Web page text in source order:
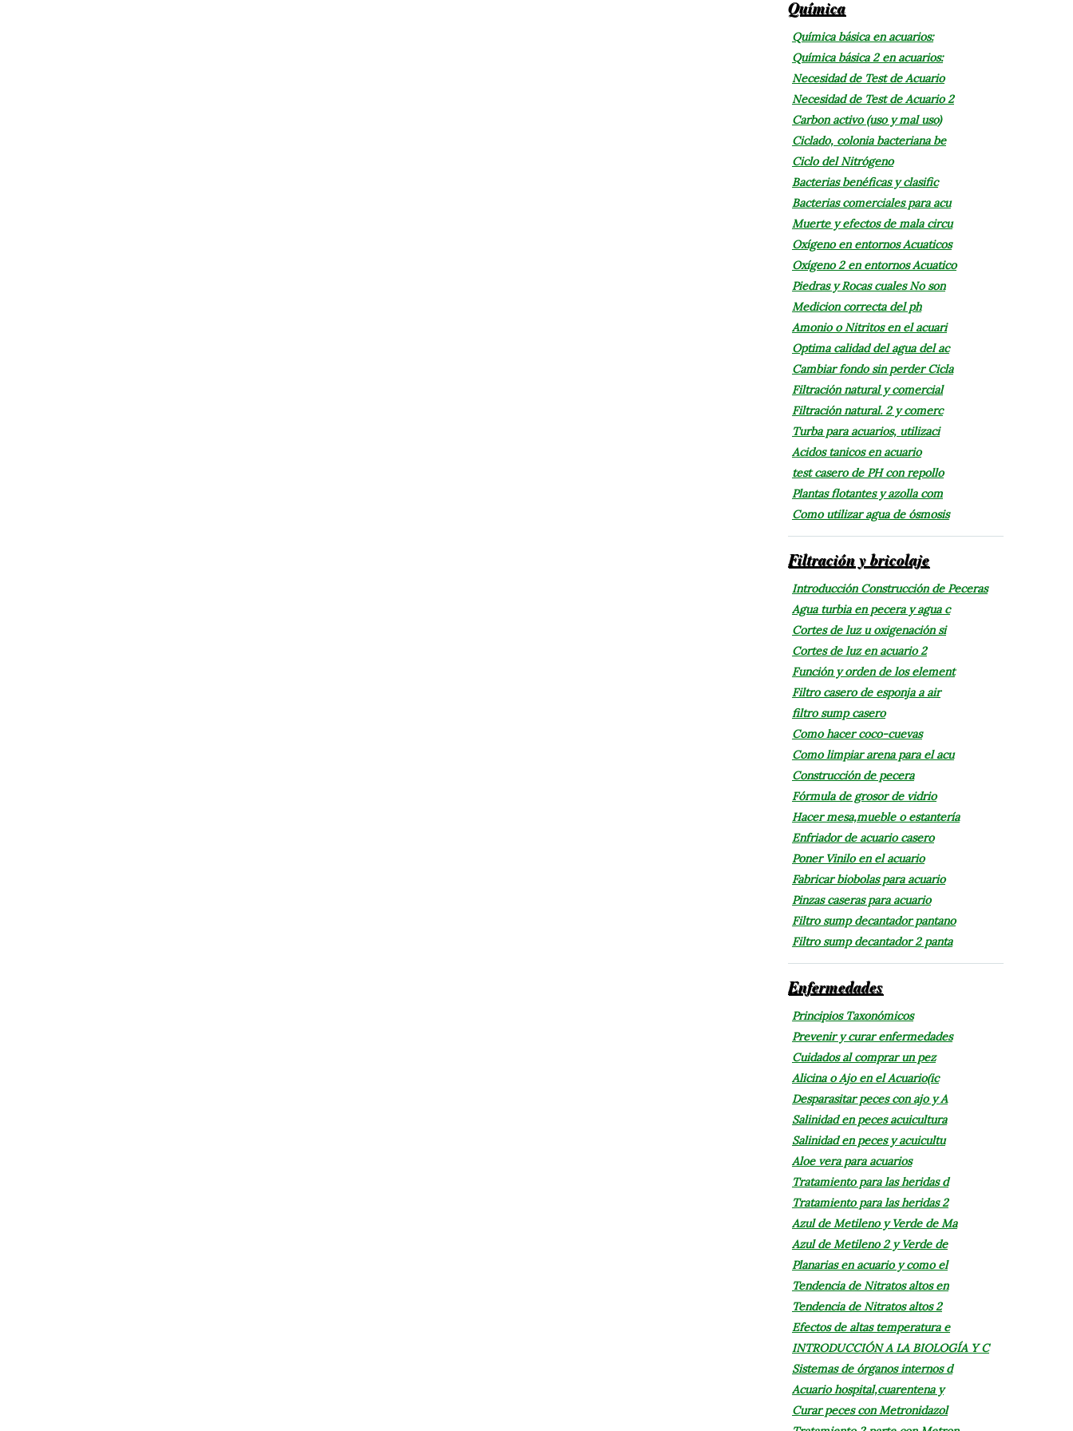
Química
Química básica en acuarios:
Química básica 2 en acuarios:
Necesidad de Test de Acuario
Necesidad de Test de Acuario 2
Carbon activo (uso y mal uso)
Ciclado, colonia bacteriana be
Ciclo del Nitrógeno
Bacterias benéficas y clasific
Bacterias comerciales para acu
Muerte y efectos de mala circu
Oxígeno en entornos Acuaticos
Oxígeno 2 en entornos Acuatico
Piedras y Rocas cuales No son
Medicion correcta del ph
Amonio o Nitritos en el acuari
Optima calidad del agua del ac
Cambiar fondo sin perder Cicla
Filtración natural y comercial
Filtración natural. 2 y comerc
Turba para acuarios, utilizaci
Acidos tanicos en acuario
test casero de PH con repollo
Plantas flotantes y azolla com
Como utilizar agua de ósmosis
Filtración y bricolaje
Introducción Construcción de Peceras
Agua turbia en pecera y agua c
Cortes de luz u oxigenación si
Cortes de luz en acuario 2
Función y orden de los element
Filtro casero de esponja a air
filtro sump casero
Como hacer coco-cuevas
Como limpiar arena para el acu
Construcción de pecera
Fórmula de grosor de vidrio
Hacer mesa,mueble o estantería
Enfriador de acuario casero
Poner Vinilo en el acuario
Fabricar biobolas para acuario
Pinzas caseras para acuario
Filtro sump decantador pantano
Filtro sump decantador 2 panta
Enfermedades
Principios Taxonómicos
Prevenir y curar enfermedades
Cuidados al comprar un pez
Alicina o Ajo en el Acuario(ic
Desparasitar peces con ajo y A
Salinidad en peces acuicultura
Salinidad en peces y acuicultu
Aloe vera para acuarios
Tratamiento para las heridas d
Tratamiento para las heridas 2
Azul de Metileno y Verde de Ma
Azul de Metileno 2 y Verde de
Planarias en acuario y como el
Tendencia de Nitratos altos en
Tendencia de Nitratos altos 2
Efectos de altas temperatura e
INTRODUCCIÓN A LA BIOLOGÍA Y C
Sistemas de órganos internos d
Acuario hospital,cuarentena y
Curar peces con Metronidazol